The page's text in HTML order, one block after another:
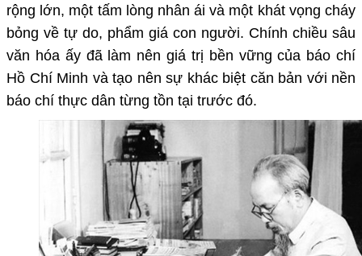
rộng lớn, một tấm lòng nhân ái và một khát vọng cháy
bỏng về tự do, phẩm giá con người. Chính chiều sâu
văn hóa ấy đã làm nên giá trị bền vững của báo chí
Hồ Chí Minh và tạo nên sự khác biệt căn bản với nền
báo chí thực dân từng tồn tại trước đó.